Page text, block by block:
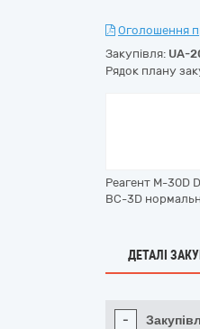
Оголошення
Закупівля: UA-
Рядок плану
Реагент М-30D
BC-3D
ДЕТАЛІ
-